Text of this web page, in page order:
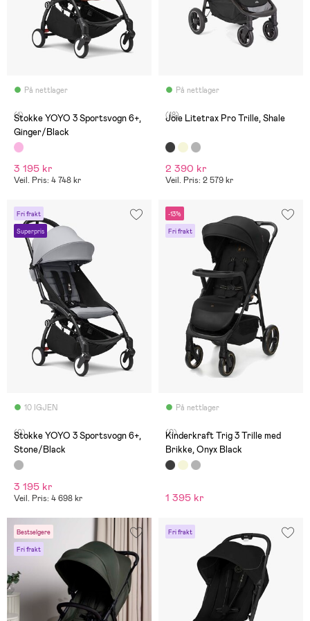
På nettlager
(1)
Stokke YOYO 3 Sportsvogn 6+,
Ginger/Black
3 195 kr
Veil. Pris: 4 748 kr
På nettlager
(18)
Joie Litetrax Pro Trille, Shale
2 390 kr
Veil. Pris: 2 579 kr
Fri frakt
Superpris
10 IGJEN
(0)
Stokke YOYO 3 Sportsvogn 6+,
Stone/Black
3 195 kr
Veil. Pris: 4 698 kr
-13%
Fri frakt
På nettlager
(0)
Kinderkraft Trig 3 Trille med
Brikke, Onyx Black
1 395 kr
Bestselgere
Fri frakt
Fri frakt